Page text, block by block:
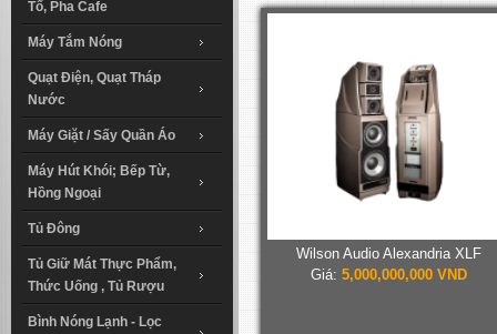
Tố, Pha Cafe
Máy Tắm Nóng
Quạt Điện, Quạt Tháp
Nước
Máy Giặt / Sấy Quần Áo
Máy Hút Khói; Bếp Từ,
Hồng Ngoại
Tủ Đông
Tủ Giữ Mát Thực Phẩm,
Thức Uống , Tủ Rượu
Bình Nóng Lạnh - Lọc
Wilson Audio Alexandria XLF
Giá: 5,000,000,000 VND